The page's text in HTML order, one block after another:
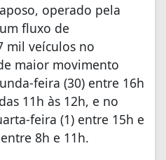
operado pela
fluxo de
mil veículos no
maior movimento
feira (30) entre 16h
11h às 12h, e no
feira (1) entre 15h e
8h e 11h.